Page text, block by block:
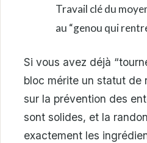
Travail clé du
au “genou qui
Si vous avez déjà
bloc mérite un statut de
sur la prévention des
sont solides, et la
exactement les